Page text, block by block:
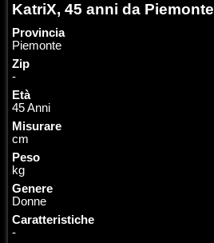
KatriX, 45 anni da Piemonte
Provincia
Piemonte
Zip
-
Età
45 Anni
Misurare
cm
Peso
kg
Genere
Donne
Caratteristiche
-